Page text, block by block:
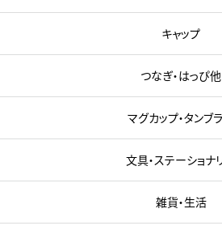
キャップ
つなぎ・はっぴ他
マグカップ・タンブ
文具・ステーショナ
雑貨・生活